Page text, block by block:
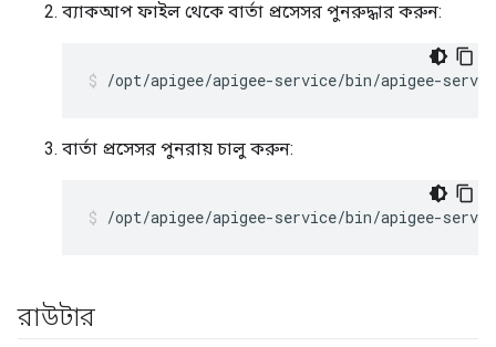
ব্যাকআপ ফাইল থেকে বার্তা প্রসেসর পুনরুদ্ধার করুন:
/opt/apigee/apigee-service/bin/apigee-
বার্তা প্রসেসর পুনরায় চালু করুন:
/opt/apigee/apigee-service/bin/apigee-
রাউটার